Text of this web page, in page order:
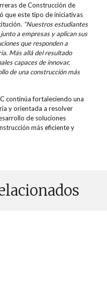
de Construcción de
que este tipo de iniciativas
“Nuestros estudiantes
a empresas y aplican sus
que responden a
Más allá del resultado
capaces de innovar,
de una construcción más
continúa fortaleciendo una
y orientada a resolver
de soluciones
más eficiente y